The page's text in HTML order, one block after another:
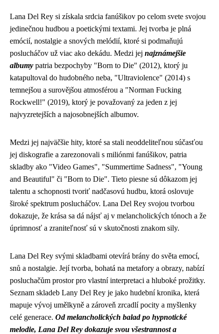
Lana Del Rey si získala srdcia fanúšikov po celom svete svojou
jedinečnou hudbou a poetickými textami. Jej tvorba je plná
emócií, nostalgie a snových melódií, ktoré si podmaňujú
poslucháčov už viac ako dekádu. Medzi jej najznámejšie
albumy patria bezpochyby "Born to Die" (2012), ktorý ju
katapultoval do hudobného neba, "Ultraviolence" (2014) s
temnejšou a surovějšou atmosférou a "Norman Fucking
Rockwell!" (2019), ktorý je považovaný za jeden z jej
najvyzretejších a najosobnejších albumov.
Medzi jej najväčšie hity, ktoré sa stali neoddeliteľnou súčasťou
jej diskografie a zarezonovali s miliónmi fanúšikov, patria
skladby ako "Video Games", "Summertime Sadness", "Young
and Beautiful" či "Born to Die". Tieto piesne sú dôkazom jej
talentu a schopnosti tvoriť nadčasovú hudbu, ktorá oslovuje
široké spektrum poslucháčov. Lana Del Rey svojou tvorbou
dokazuje, že krása sa dá nájsť aj v melancholických tónoch a že
úprimnosť a zraniteľnosť sú v skutočnosti znakom sily.
Lana Del Rey svými skladbami otevírá brány do světa emocí,
snů a nostalgie. Její tvorba, bohatá na metafory a obrazy, nabízí
posluchačům prostor pro vlastní interpretaci a hluboké prožitky.
Seznam skladeb Lany Del Rey je jako hudební kronika, která
mapuje vývoj umělkyně a zároveň zrcadlí pocity a myšlenky
celé generace. Od melancholických balad po hypnotické
melodie, Lana Del Rey dokazuje svou všestrannost a